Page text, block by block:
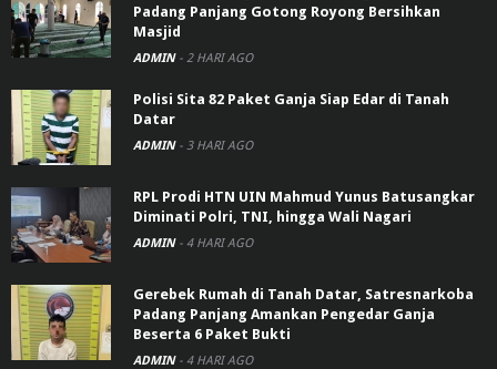
Padang Panjang Gotong Royong Bersihkan
Masjid
ADMIN - 2 HARI AGO
Polisi Sita 82 Paket Ganja Siap Edar di Tanah
Datar
ADMIN - 3 HARI AGO
RPL Prodi HTN UIN Mahmud Yunus Batusangkar
Diminati Polri, TNI, hingga Wali Nagari
ADMIN - 4 HARI AGO
Gerebek Rumah di Tanah Datar, Satresnarkoba
Padang Panjang Amankan Pengedar Ganja
Beserta 6 Paket Bukti
ADMIN - 4 HARI AGO